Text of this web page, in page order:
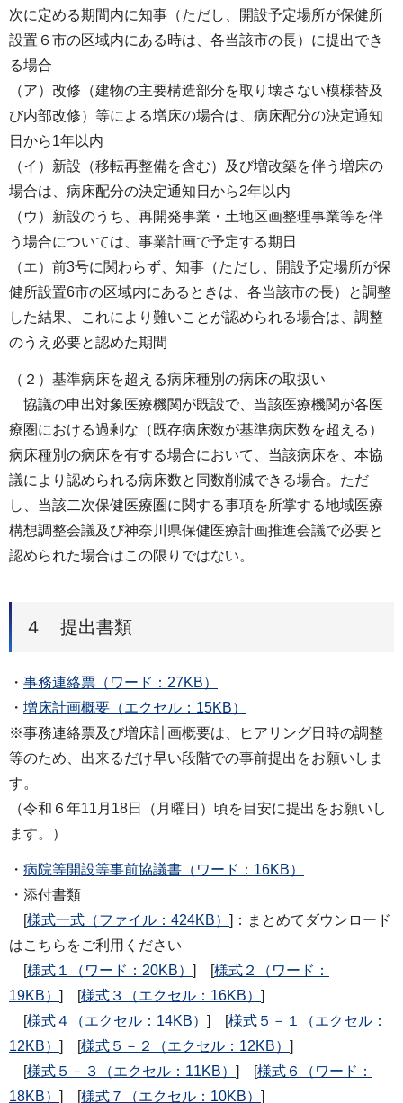
次に定める期間内に知事（ただし、開設予定場所が保健所
設置６市の区域内にある時は、各当該市の長）に提出でき
る場合
（ア）改修（建物の主要構造部分を取り壊さない模様替及
び内部改修）等による増床の場合は、病床配分の決定通知
日から1年以内
（イ）新設（移転再整備を含む）及び増改築を伴う増床の
場合は、病床配分の決定通知日から2年以内
（ウ）新設のうち、再開発事業・土地区画整理事業等を伴
う場合については、事業計画で予定する期日
（エ）前3号に関わらず、知事（ただし、開設予定場所が保
健所設置6市の区域内にあるときは、各当該市の長）と調整
した結果、これにより難いことが認められる場合は、調整
のうえ必要と認めた期間
（２）基準病床を超える病床種別の病床の取扱い
協議の申出対象医療機関が既設で、当該医療機関が各医
療圏における過剰な（既存病床数が基準病床数を超える）
病床種別の病床を有する場合において、当該病床を、本協
議により認められる病床数と同数削減できる場合。ただ
し、当該二次保健医療圏に関する事項を所掌する地域医療
構想調整会議及び神奈川県保健医療計画推進会議で必要と
認められた場合はこの限りではない。
４ 提出書類
・ 事務連絡票（ワード：27KB）
・ 増床計画概要（エクセル：15KB）
※事務連絡票及び増床計画概要は、ヒアリング日時の調整
等のため、出来るだけ早い段階での事前提出をお願いしま
す。
（令和６年11月18日（月曜日）頃を目安に提出をお願いし
ます。）
・ 病院等開設等事前協議書（ワード：16KB）
・添付書類
[様式一式（ファイル：424KB） ]：まとめてダウンロード
はこちらをご利用ください
[様式１（ワード：20KB） ] [様式２（ワード：
19KB） ] [様式３（エクセル：16KB） ]
[様式４（エクセル：14KB） ] [様式５－１（エクセル：
12KB） ] [様式５－２（エクセル：12KB） ]
[様式５－３（エクセル：11KB） ] [様式６（ワード：
18KB） ] [様式７（エクセル：10KB） ]